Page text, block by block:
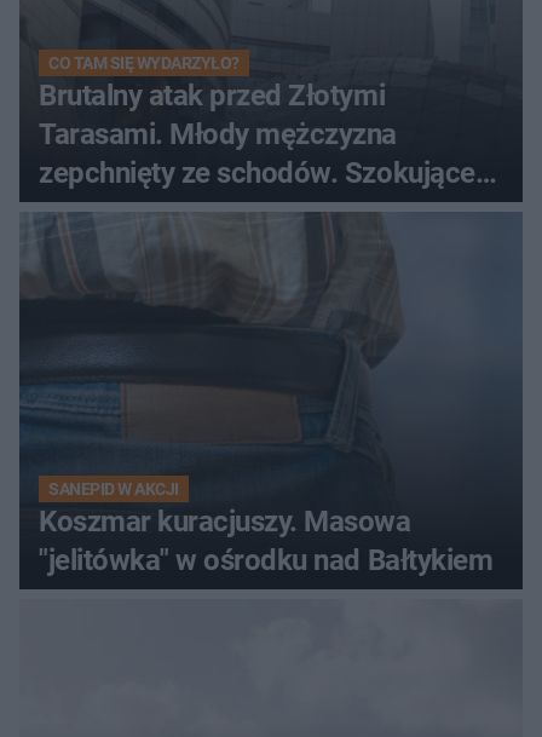
CO TAM SIĘ WYDARZYŁO?
Brutalny atak przed Złotymi
Tarasami. Młody mężczyzna
zepchnięty ze schodów. Szokujące
nagranie krąży po sieci
SANEPID W AKCJI
Koszmar kuracjuszy. Masowa
"jelitówka" w ośrodku nad Bałtykiem